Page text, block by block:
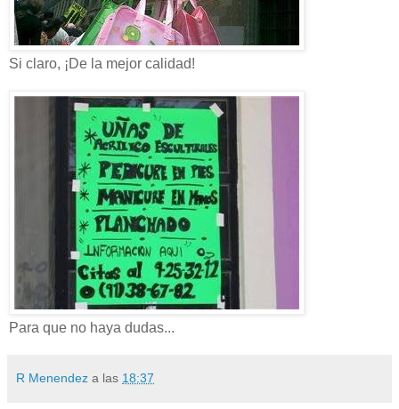
Si claro, ¡De la mejor calidad!
Para que no haya dudas...
R Menendez a las 18:37